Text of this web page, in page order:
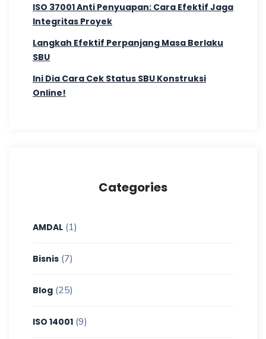
ISO 37001 Anti Penyuapan: Cara Efektif Jaga
Integritas Proyek
Langkah Efektif Perpanjang Masa Berlaku
SBU
Ini Dia Cara Cek Status SBU Konstruksi
Online!
Categories
AMDAL (1)
Bisnis (7)
Blog (25)
ISO 14001 (9)